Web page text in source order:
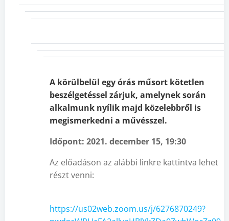
A körülbelül egy órás műsort kötetlen
beszélgetéssel zárjuk, amelynek során
alkalmunk nyílik majd közelebbről is
megismerkedni a művésszel.
Időpont: 2021. december 15, 19:30
Az előadáson az alábbi linkre kattintva lehet
részt venni:
https://us02web.zoom.us/j/6276870249?